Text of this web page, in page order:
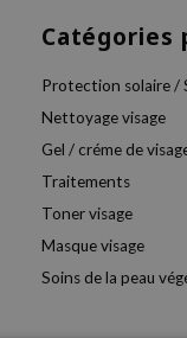
Catégories
Protection solaire /
Nettoyage visage
Gel / créme de
Traitements
Toner visage
Masque visage
Soins de la peau